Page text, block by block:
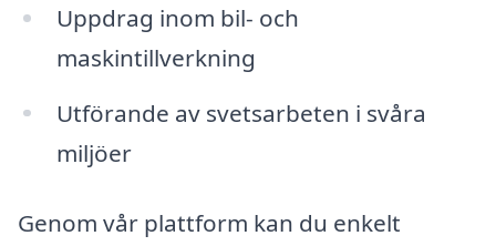
Uppdrag inom bil- och
maskintillverkning
Utförande av svetsarbeten i svåra
miljöer
Genom vår plattform kan du enkelt